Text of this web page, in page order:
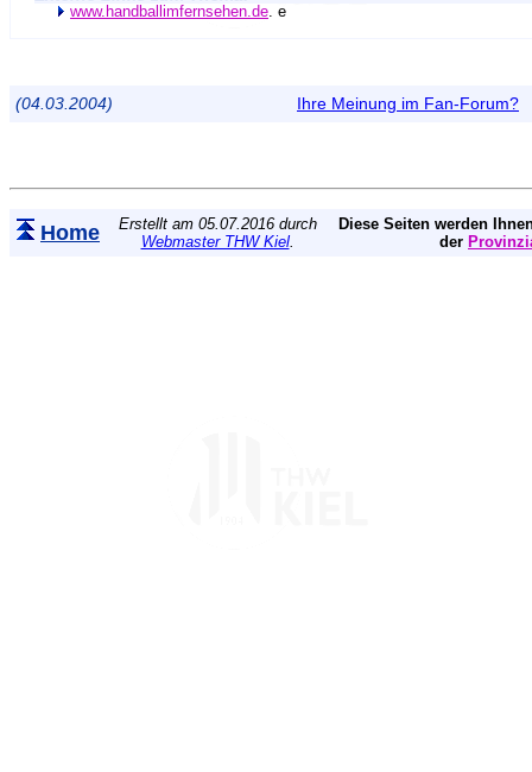
www.handballimfernsehen.de. e
(04.03.2004) Ihre Meinung im Fan-Forum?
Home
Erstellt am 05.07.2016 durch
Webmaster THW Kiel.
Diese Seiten werden
der